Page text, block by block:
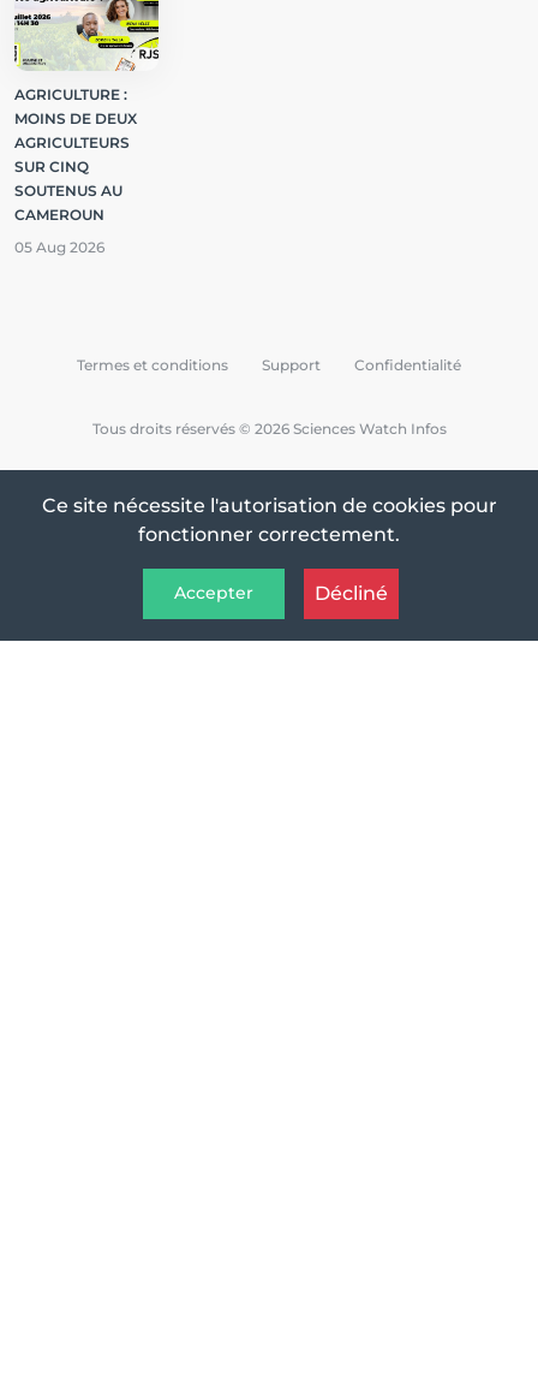
AGRICULTURE :
MOINS DE DEUX
AGRICULTEURS
SUR CINQ
SOUTENUS AU
CAMEROUN
05 Aug 2026
Tous droits réservés © 2026 Sciences Watch Infos
Termes et conditions Support Confidentialité
Ce site nécessite l'autorisation de cookies pour
fonctionner correctement.
Accepter Décliné